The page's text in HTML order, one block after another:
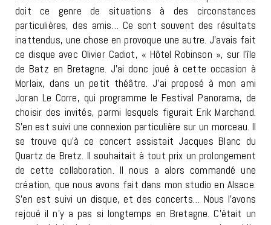
doit ce genre de situations à des circonstances
particulières, des amis… Ce sont souvent des résultats
inattendus, une chose en provoque une autre. J’avais fait
ce disque avec Olivier Cadiot, « Hôtel Robinson », sur l’île
de Batz en Bretagne. J’ai donc joué à cette occasion à
Morlaix, dans un petit théâtre. J’ai proposé à mon ami
Joran Le Corre, qui programme le Festival Panorama, de
choisir des invités, parmi lesquels figurait Erik Marchand.
S’en est suivi une connexion particulière sur un morceau. Il
se trouve qu’à ce concert assistait Jacques Blanc du
Quartz de Bretz. Il souhaitait à tout prix un prolongement
de cette collaboration. Il nous a alors commandé une
création, que nous avons fait dans mon studio en Alsace.
S’en est suivi un disque, et des concerts… Nous l’avons
rejoué il n’y a pas si longtemps en Bretagne. C’était un